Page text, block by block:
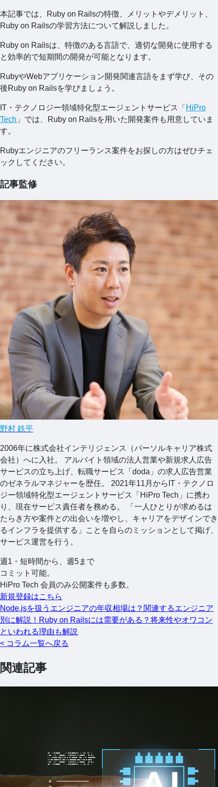
本記事では、Ruby on Railsの特徴、メリットやデメリット、
Ruby on Railsの学習方法について解説しました。
Ruby on Railsは、特徴のある言語で、適切な開発に使用する
と効率的で短期間の開発が可能となります。
RubyやWebアプリケーション開発関連言語をまず学び、その
後Ruby on Railsを学びましょう。
IT・テクノロジー領域特化型エージェントサービス「 HiPro
Tech 」では、Ruby on Railsを用いた開発案件も用意していま
す。
Rubyエンジニアのフリーランス案件をお探しの方はぜひチェ
ックしてください。
記事監修
野村 鉄平
2006年に株式会社インテリジェンス（パーソルキャリア株式
会社）へに入社。 アルバイト領域の法人営業や新規求人広告
サービスの立ち上げ、転職サービス「doda」の求人広告営業
のゼネラルマネジャーを歴任。 2021年11月からIT・テクノロ
ジー領域特化型エージェントサービス「HiPro Tech」に携わ
り、現在サービス責任者を務める。 「一人ひとりが求めるは
たらき方や案件との出会いを増やし、キャリアをデザインでき
るインフラを提供する」ことを自らのミッションとして掲げ、
サービス運営を行う。
週1・短時間から、週5まで
コミット可能。
HiPro Tech 会員のみ公開案件も多数。
新規登録はこちら
Node.jsを扱うエンジニアの年収相場は？関連するエンジニア
別に解説！ Ruby on Railsには需要がある？将来性やオワコン
といわれる理由も解説
< コラム一覧へ戻る
関連記事